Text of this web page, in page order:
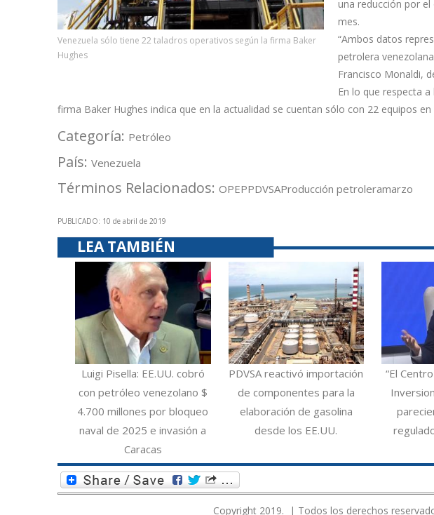
Venezuela sólo tiene 22 taladros operativos según la firma Baker
Hughes
una reducción por
mes.
“Ambos datos
petrolera
Francisco Monaldi,
En lo que respecta
firma Baker Hughes indica que en la actualidad se cuentan sólo con 22 equipos
Categoría: Petróleo
País: Venezuela
Términos Relacionados: OPEPPDVSAProducción petroleramarzo
PUBLICADO: 10 de abril de 2019
LEA TAMBIÉN
Luigi Pisella: EE.UU. cobró
con petróleo venezolano $
4.700 millones por bloqueo
naval de 2025 e invasión a
Caracas
PDVSA reactivó importación
de componentes para la
elaboración de gasolina
desde los EE.UU.
“El
Copyright 2019. | Todos los derechos